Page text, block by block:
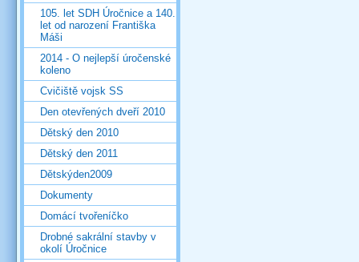
105. let SDH Úročnice a 140.
let od narození Františka
Máši
2014 - O nejlepší úročenské
koleno
Cvičiště vojsk SS
Den otevřených dveří 2010
Dětský den 2010
Dětský den 2011
Dětskýden2009
Dokumenty
Domácí tvořeníčko
Drobné sakrální stavby v
okolí Úročnice